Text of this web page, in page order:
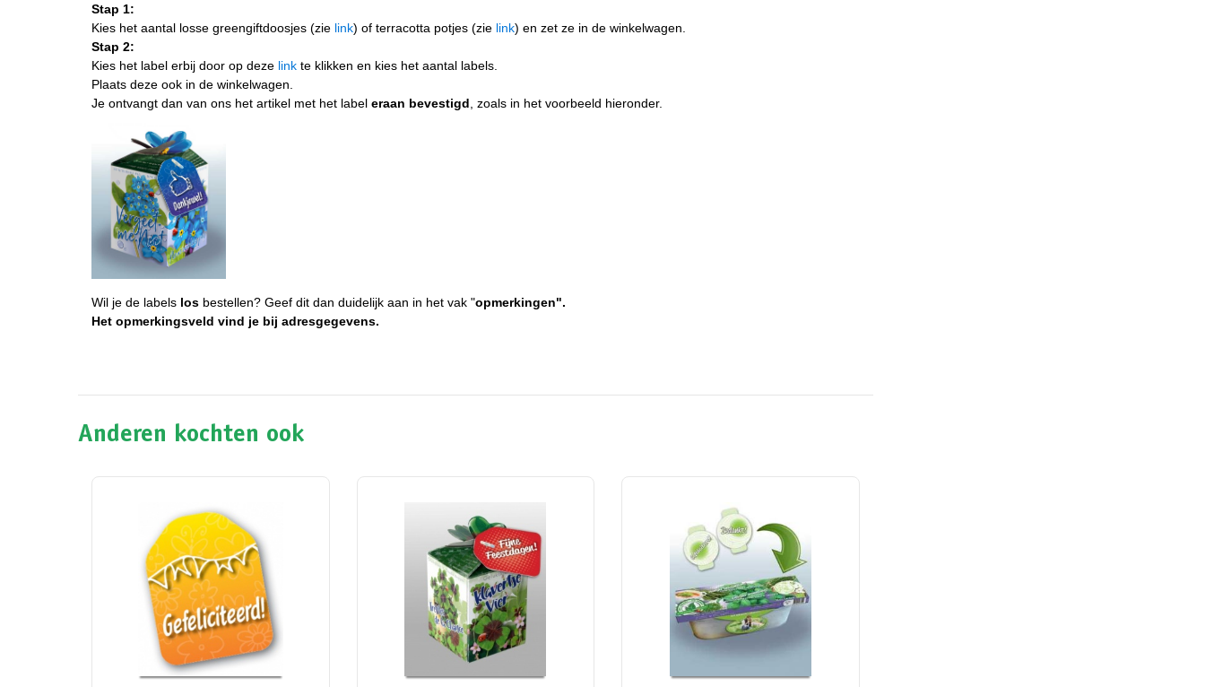
Stap 1:
Kies het aantal losse greengiftdoosjes (zie link) of terracotta potjes (zie link) en zet ze in de winkelwagen.
Stap 2:
Kies het label erbij door op deze link te klikken en kies het aantal labels.
Plaats deze ook in de winkelwagen.
Je ontvangt dan van ons het artikel met het label eraan bevestigd , zoals in het voorbeeld hieronder.
Wil je de labels los bestellen? Geef dit dan duidelijk aan in het vak "opmerkingen".
Het opmerkingsveld vind je bij adresgegevens.
Anderen kochten ook